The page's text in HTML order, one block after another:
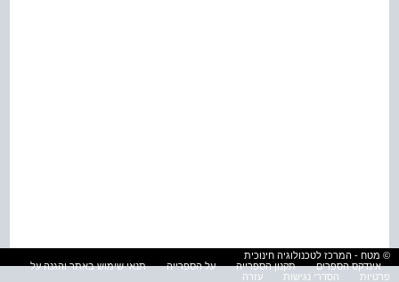
© מטח - המרכז לטכנולוגיה חינוכית
אינדקס הספרים
תקנון הספרייה על הספרייה
תנאי שימוש באתר והגנה על
פרטיות
הסדרי נגישות עזרה